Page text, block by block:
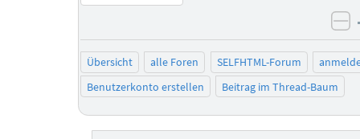
Übersicht alle Foren SELFHTML-Forum
Benutzerkonto erstellen
Beitrag im Thread-Baum